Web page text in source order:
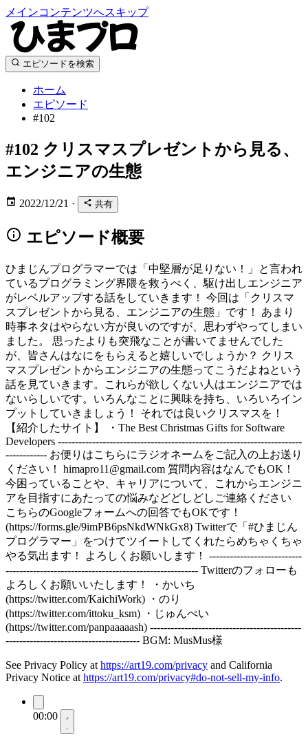
メインコンテンツへスキップ
エピソードを検索
ホーム
エピソード
#102
#102 クリスマスプレゼントから見る、
エンジニアの生態
2022/12/21 · 共有
エピソード概要
ひまじんプログラマーでは「中堅層が足りない！」と言われ
ているプログラミング界隈を救うべく、駆け出しエンジニア
がレベルアップする話をしていきます！ 今回は「クリスマ
スプレゼントから見る、エンジニアの生態」です！ あまり
時事ネタはやらない方が良いのですが、思わずやってしまい
ました。 思ったよりも突飛なことが書いてませんでした
が、皆さんはなにをもらえると嬉しいでしょうか？ クリス
マスプレゼントからエンジニアの生態ってこうだよねという
話を見ていきます。これらが欲しくない人はエンジニアでは
ないらしいです。いろんなことに興味を持ち、いろいろイン
プットしていきましょう！ それでは良いクリスマスを！
【紹介したサイト】 ・The Best Christmas Gifts for Software
Developers -----------------------------------------------------------------------
------------ お便りはこちらにラジオネームをご記入の上お送り
ください！ himapro11@gmail.com 質問内容はなんでもOK！
今困っていることや、キャリアについて、これからエンジニ
アを目指すにあたっての悩みなどどしどしご連絡ください
こちらのGoogleフォームへの回答でもOKです！
(https://forms.gle/9imPB6psNkdWNkGx8) Twitterで「#ひまじん
プログラマー」をつけてツイートしてくれたらめちゃくちゃ
やる気出ます！ よろしくお願いします！ ---------------------------
-------------------------------------------------------- Twitterのフォローも
よろしくお願いいたします！ ・かいち
(https://twitter.com/KaichiWork) ・のり
(https://twitter.com/ittoku_ksm) ・じゅんぺい
(https://twitter.com/panpaaaaash) --------------------------------------------
--------------------------------------- BGM: MusMus様
See Privacy Policy at https://art19.com/privacy and California
Privacy Notice at https://art19.com/privacy#do-not-sell-my-info.
00:00